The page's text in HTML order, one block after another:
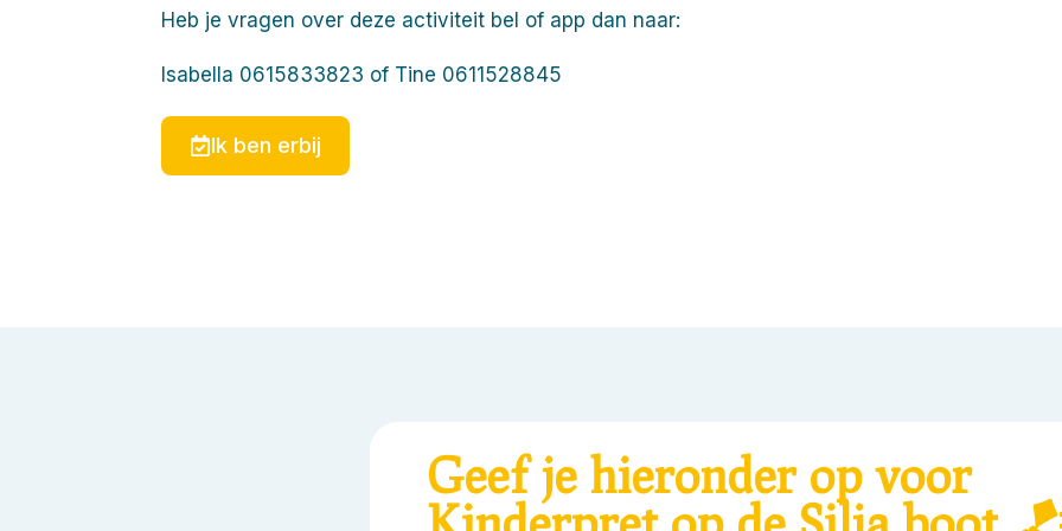
Heb je vragen over deze activiteit bel of app dan naar:
Isabella 0615833823 of Tine 0611528845
Ik ben erbij
Geef je hieronder op voor